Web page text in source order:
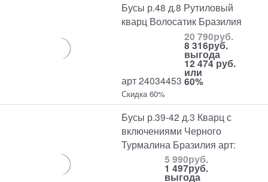
Бусы р.48 д.8 Рутиловый
кварц Волосатик Бразилия
арт 24034453
20 790руб.
8 316руб.
выгода
12 474 руб.
или
60%
Скидка 60%
Бусы р.39-42 д.3 Кварц с
включениями Черного
Турмалина Бразилия арт:
5 990руб.
1 497руб.
выгода